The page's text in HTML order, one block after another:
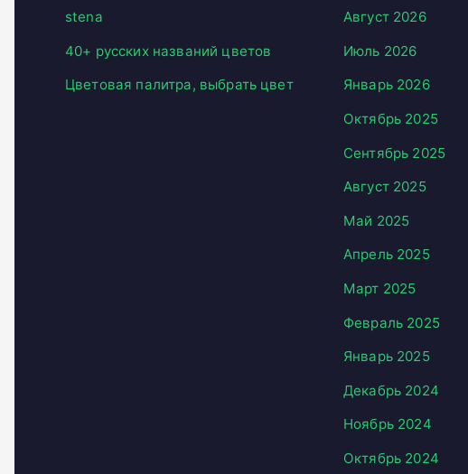
stena
40+ русских названий цветов
Цветовая палитра, выбрать цвет
Август 2026
Июль 2026
Январь 2026
Октябрь 2025
Сентябрь 2025
Август 2025
Май 2025
Апрель 2025
Март 2025
Февраль 2025
Январь 2025
Декабрь 2024
Ноябрь 2024
Октябрь 2024